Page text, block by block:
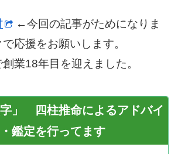
←今回の記事がためになりま
応援をお願いします。
業18年目を迎えました。
字」 四柱推命によるアドバイ
鑑定を行ってます